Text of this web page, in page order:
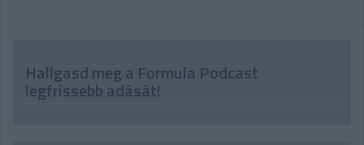
Hallgasd meg a Formula Podcast
legfrissebb adását!